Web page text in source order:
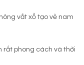
vắt xổ tạo vẻ nam
rất phong cách và thời